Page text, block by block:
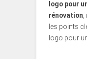
logo pour
rénovation
les points
logo pour